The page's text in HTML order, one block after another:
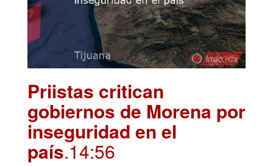
Priistas critican
gobiernos de Morena por
inseguridad en el
país.14:56